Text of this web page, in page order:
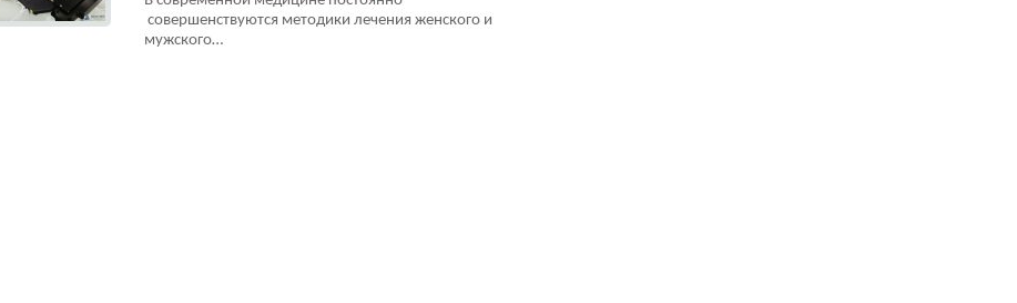
совершенствуются методики лечения женского и
мужского…